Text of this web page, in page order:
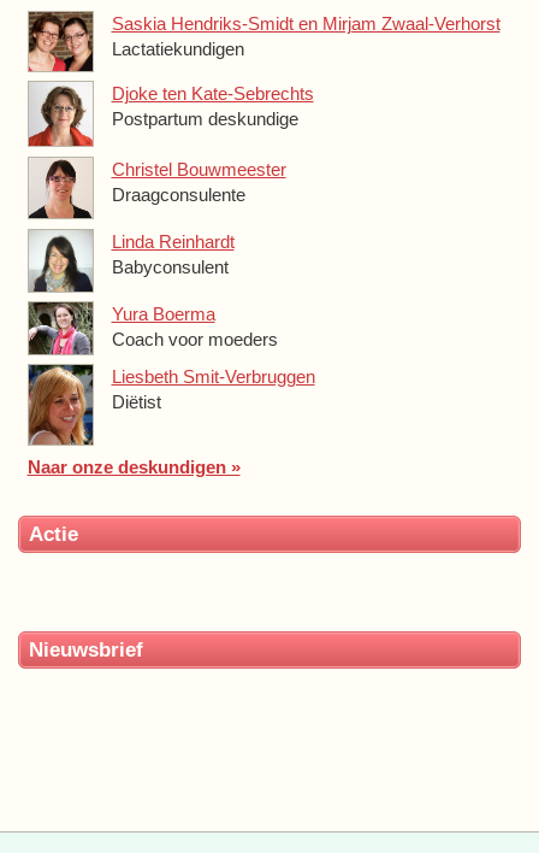
Saskia Hendriks-Smidt en Mirjam Zwaal-Verhorst
Lactatiekundigen
Djoke ten Kate-Sebrechts
Postpartum deskundige
Christel Bouwmeester
Draagconsulente
Linda Reinhardt
Babyconsulent
Yura Boerma
Coach voor moeders
Liesbeth Smit-Verbruggen
Diëtist
Naar onze deskundigen »
Actie
Nieuwsbrief